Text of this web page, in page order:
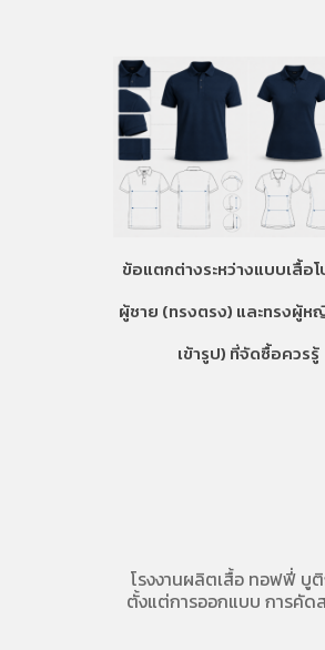
ข้อแตกต่างระหว่างแบบเสื้อโ
ผู้ชาย (ทรงตรง) และทรงผู้ห
เข้ารูป) ที่จัดซื้อควรรู้
โรงงานผลิตเสื้อ ทอฟฟี่ บูติ
ตั้งแต่การออกแบบ การคัด